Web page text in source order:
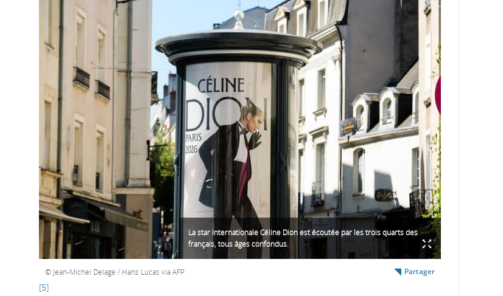
La star internationale Céline Dion est écoutée par les trois quarts des
français, tous âges confondus.
Jean-Michel Delage / Hans Lucas via AFP Partager
5